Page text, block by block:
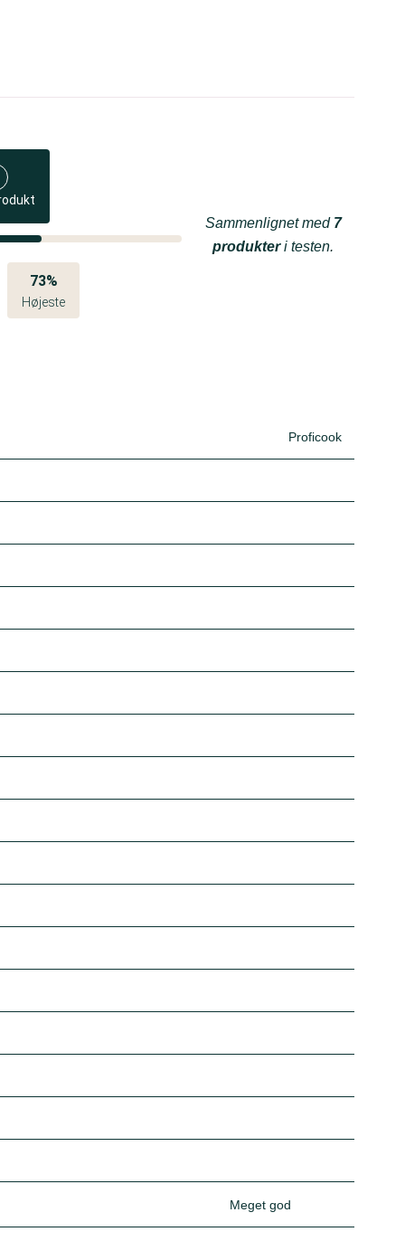
73%
Højeste
Sammenlignet med 7
produkteri testen.
Proficook
Meget god